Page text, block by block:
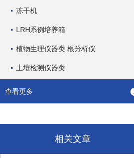
冻干机
LRH系例培养箱
植物生理仪器类 根分析仪
土壤检测仪器类
查看更多
相关文章